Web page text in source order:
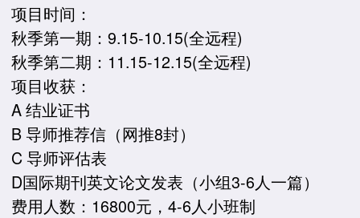
项目时间：
秋季第一期：9.15-10.15(全远程)
秋季第二期：11.15-12.15(全远程)
项目收获：
A 结业证书
B 导师推荐信（网推8封）
C 导师评估表
D国际期刊英文论文发表（小组3-6人一篇）
费用人数：16800元，4-6人小班制